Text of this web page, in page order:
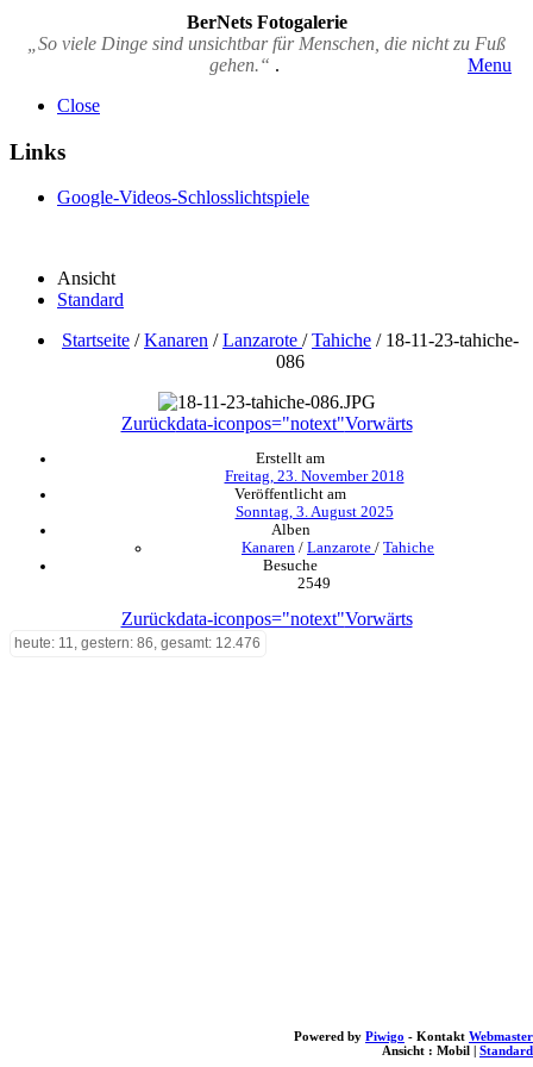
BerNets Fotogalerie
„So viele Dinge sind unsichtbar für Menschen, die nicht zu Fuß
gehen.“ .
Menu
Close
Links
Google-Videos-Schlosslichtspiele
Ansicht
Standard
Startseite /Kanaren /Lanzarote /Tahiche / 18-11-23-tahiche-
086
Zurückdata-iconpos="notext"Vorwärts
Erstellt am
Freitag, 23. November 2018
Veröffentlicht am
Sonntag, 3. August 2025
Alben
Kanaren / Lanzarote / Tahiche
Besuche
2549
Zurückdata-iconpos="notext"Vorwärts
heute: 11, gestern: 86, gesamt: 12.476
Powered by Piwigo - Kontakt Webmaster
Ansicht : Mobil | Standard